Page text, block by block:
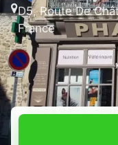
D5, Route De
France